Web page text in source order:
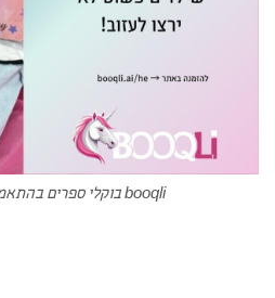
booqli בוקלי ספרים בהתאמה אישית לילדים